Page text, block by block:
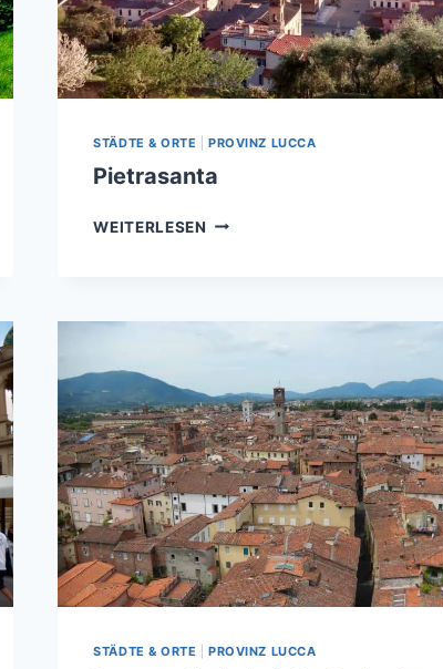
STÄDTE & ORTE |PROVINZ LUCCA
Pietrasanta
WEITERLESEN PIETRASANTA
STÄDTE & ORTE |PROVINZ LUCCA